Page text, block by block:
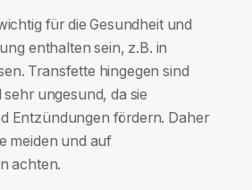
für die Gesundheit und
enthalten sein, z.B. in
Transfette hingegen sind
ungesund, da sie
Entzündungen fördern. Daher
meiden und auf
achten.